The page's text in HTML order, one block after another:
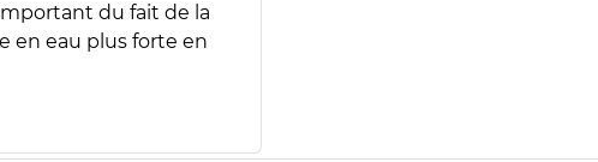
du fait de la
en eau plus forte en